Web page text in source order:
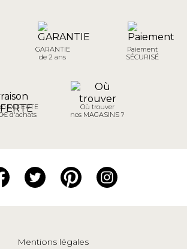
GARANTIE
de 2 ans
Paiement
SÉCURISÉ
OFFERTE
d'achats
Où trouver
nos MAGASINS ?
Mentions légales